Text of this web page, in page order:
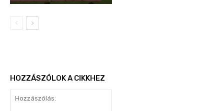
HOZZÁSZÓLOK A CIKKHEZ